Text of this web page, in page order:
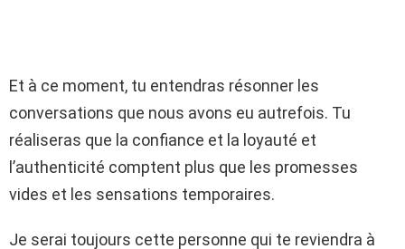
Et à ce moment, tu entendras résonner les
conversations que nous avons eu autrefois. Tu
réaliseras que la confiance et la loyauté et
l’authenticité comptent plus que les promesses
vides et les sensations temporaires.
Je serai toujours cette personne qui te reviendra à